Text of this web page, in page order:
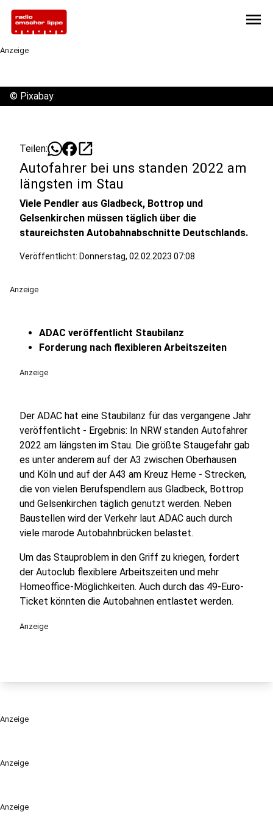
menu
Anzeige
Anzeige
Anzeige
© Pixabay
Teilen: open_in_new
Autofahrer bei uns standen 2022 am
längsten im Stau
Viele Pendler aus Gladbeck, Bottrop und
Gelsenkirchen müssen täglich über die
staureichsten Autobahnabschnitte Deutschlands.
Veröffentlicht: Donnerstag, 02.02.2023 07:08
Anzeige
ADAC veröffentlicht Staubilanz
Forderung nach flexibleren Arbeitszeiten
Anzeige
Der ADAC hat eine Staubilanz für das vergangene Jahr
veröffentlicht - Ergebnis: In NRW standen Autofahrer
2022 am längsten im Stau. Die größte Staugefahr gab
es unter anderem auf der A3 zwischen Oberhausen
und Köln und auf der A43 am Kreuz Herne - Strecken,
die von vielen Berufspendlern aus Gladbeck, Bottrop
und Gelsenkirchen täglich genutzt werden. Neben
Baustellen wird der Verkehr laut ADAC auch durch
viele marode Autobahnbrücken belastet.
Um das Stauproblem in den Griff zu kriegen, fordert
der Autoclub flexiblere Arbeitszeiten und mehr
Homeoffice-Möglichkeiten. Auch durch das 49-Euro-
Ticket könnten die Autobahnen entlastet werden.
Anzeige
Anzeige